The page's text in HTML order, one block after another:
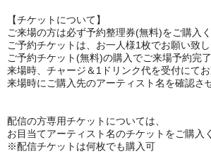
【チケットについて】
ご来場の方は必ず予約整理券(無料)をご購入く
ご予約チケットは、お一人様1枚でお願い致し
ご予約チケット(無料)の購入でご来場予約完了
来場時、チャージ＆1ドリンク代を受付にてお
来場時にご購入先のアーティスト名を確認さ
配信の方専用チケットについては、
お目当てアーティスト名のチケットをご購入
※配信チケットは何枚でも購入可